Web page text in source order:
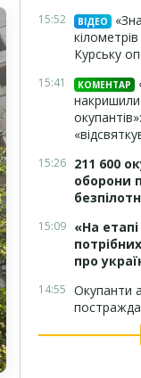
15:52 ВІДЕО
Курську
15:41 КОМЕНТАР
15:26 211 600
оборони
15:09 «На
про
14:55 Окупанти